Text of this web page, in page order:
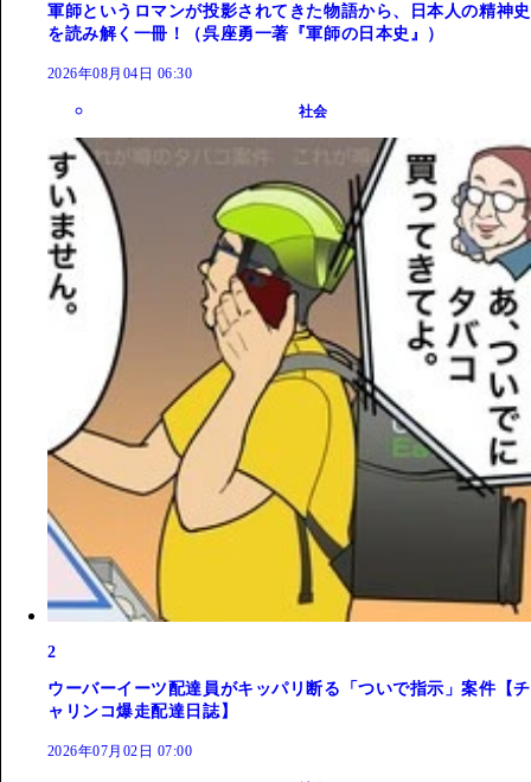
軍師というロマンが投影されてきた物語から、日本人の精神史
を読み解く一冊！（呉座勇一著『軍師の日本史』）
2026年08月04日 06:30
社会
2
ウーバーイーツ配達員がキッパリ断る「ついで指示」案件【チ
ャリンコ爆走配達日誌】
2026年07月02日 07:00